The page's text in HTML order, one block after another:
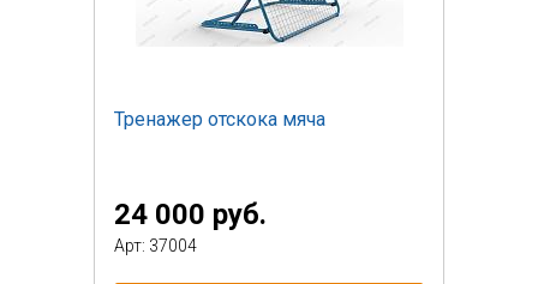
Тренажер отскока мяча
24 000 руб.
Арт: 37004